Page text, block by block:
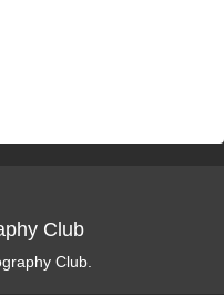
Club
Club.